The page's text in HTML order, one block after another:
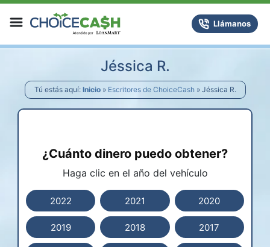
Skip to content
ChoiceCash Title LoansLlámanos
Jéssica R.
Tú estás aquí: Inicio» Escritores de ChoiceCash » Jéssica R.
¿Cuánto dinero puedo obtener?
Haga clic en el año del vehículo
2022 2021 2020
2019 2018 2017